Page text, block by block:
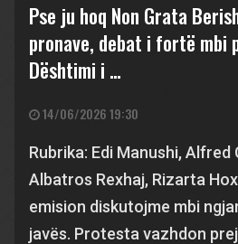
Pse ju hoq Non Grata
pronave, debat i fortë mbi
Dështimi i …
14/06/2026 19:30
Rubrika: Edi Manushi, Alfred
Albatros Rexhaj, Rizarta
emision diskutojme mbi
javës. Protesta vazhdon